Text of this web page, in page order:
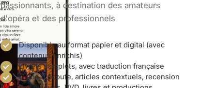
passionnants, à destination des amateurs
d'opéra et des professionnels
Disponible au format papier et digital (avec
contenus enrichis)
Livrets complets, avec traduction française
Guide d'écoute, articles contextuels, recension